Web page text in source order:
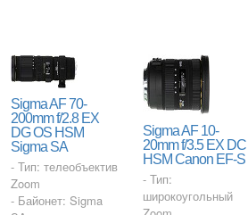
Sigma AF 70-
200mm f/2.8 EX
DG OS HSM
Sigma SA
- Тип: телеобъектив
Zoom
- Байонет: Sigma
Sigma AF 10-
20mm f/3.5 EX DC
HSM Canon EF-S
- Тип:
широкоугольный